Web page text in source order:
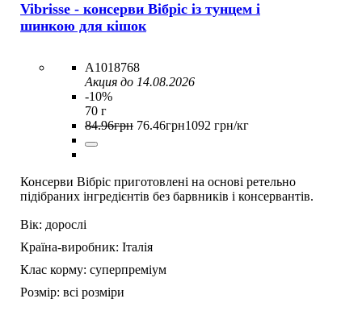
Vibrisse - консерви Вібріс із тунцем і
шинкою для кішок
A1018768
Акция до 14.08.2026
-10%
70 г
84.96грн 76.46грн1092 грн/кг
Консерви Вібріс приготовлені на основі ретельно
підібраних інгредієнтів без барвників і консервантів.
Вік: дорослі
Країна-виробник: Італія
Клас корму: суперпреміум
Розмір: всі розміри